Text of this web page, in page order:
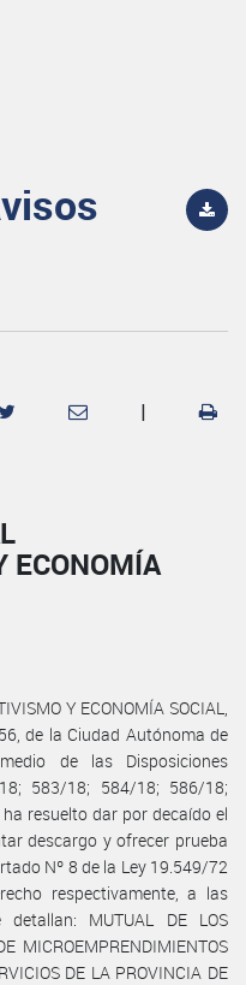
|
ECONOMÍA
Y ECONOMÍA SOCIAL,
de la Ciudad Autónoma de
de las Disposiciones
583/18; 584/18; 586/18;
resuelto dar por decaído el
descargo y ofrecer prueba
Nº 8 de la Ley 19.549/72
respectivamente, a las
MUTUAL DE LOS
MICROEMPRENDIMIENTOS
DE LA PROVINCIA DE